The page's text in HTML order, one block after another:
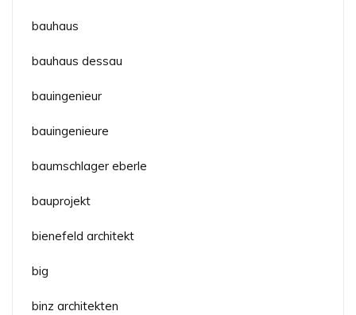
bauhaus
bauhaus dessau
bauingenieur
bauingenieure
baumschlager eberle
bauprojekt
bienefeld architekt
big
binz architekten